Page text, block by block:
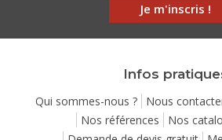
Je m'inscris !
Infos
Qui sommes-nous ? Nous
Nos références
Nos